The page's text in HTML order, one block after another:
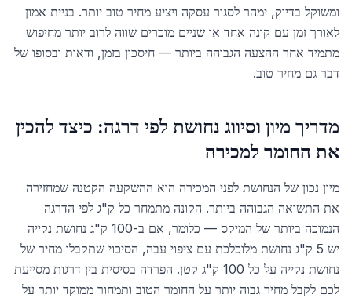
ומשוקל בדיוק, ימהר לסגור עסקה ויציע מחיר טוב יותר. בניית אמון
לאורך זמן עם קונה אחד או שניים מוכרים שווה לרוב יותר מחיפוש
מתמיד אחר ההצעה הגבוהה ביותר — חיסכון בזמן, ודאות ובסופו של
דבר גם מחיר טוב.
מדריך מיון וסיווג נחושת לפי דרגה: כיצד להכין
את החומר למכירה
מיון נכון של הנחושת לפני המכירה הוא ההשקעה הקטנה שמחזירה
את התשואה הגבוהה ביותר. הקונה מתמחר כל ק"ג לפי הדרגה
הנמוכה ביותר של המיקס — כלומר, אם ב-100 ק"ג נחושת נקייה
יש 5 ק"ג נחושת מלוכלכת עם ציפוי עבה, הסיכוי שתקבלו מחיר של
נחושת נקייה על כל 100 ק"ג קטן. הפרדה בסיסית בין דרגות מסייעת
לכם לקבל מחיר גבוה יותר על החומר הטוב ותמחור ממוקד יותר על